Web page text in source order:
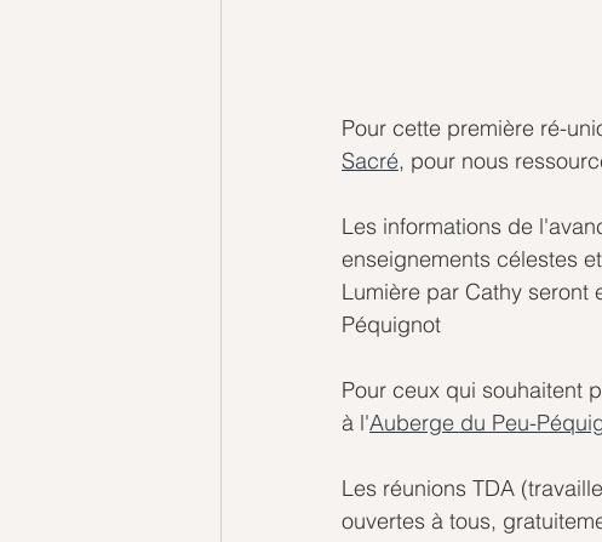
Pour cette première ré-
Sacré, pour nous
Les informations de
enseignements célestes
Lumière par Cathy seront
Péquignot
Pour ceux qui souhaitent
à l'Auberge du Peu-
Les réunions TDA
ouvertes à tous,